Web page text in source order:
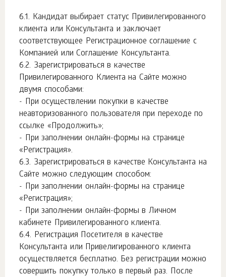
Кандидат выбирает статус Привилегированного
клиента или Консультанта и заключает
соответствующее Регистрационное соглашение с
Компанией или Соглашение Консультанта.
Зарегистрироваться в качестве
Привилегированного Клиента на Сайте можно
двумя способами:
- При осуществлении покупки в качестве
неавторизованного пользователя при переходе по
ссылке «Продолжить»;
- При заполнении онлайн-формы на странице
«Регистрация».
Зарегистрироваться в качестве Консультанта на
Сайте можно следующим способом:
- При заполнении онлайн-формы на странице
«Регистрация»;
- При заполнении онлайн-формы в Личном
кабинете Привилегированного клиента.
Регистрация Посетителя в качестве
Консультанта или Привелигированного клиента
осуществляется бесплатно. Без регистрации можно
совершить покупку только в первый раз. После